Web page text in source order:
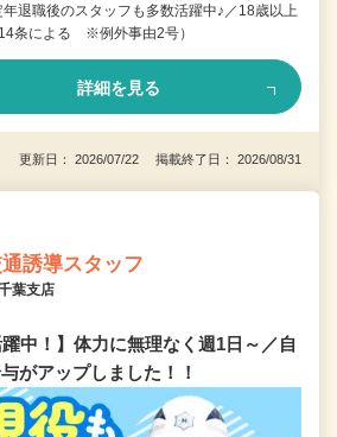
退職後のスタッフも多数活躍中♪／18歳以上
14条による ※例外事由2号）
詳細を見る
更新日： 2026/07/22 掲載終了日： 2026/08/31
誘導スタッフ
葉支店
躍中！】体力に無理なく週1日～／自
がアップしました！！